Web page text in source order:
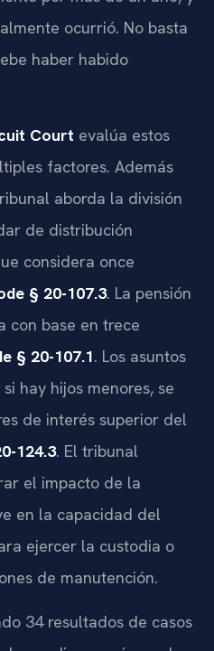
ocurrió. No basta
haber habido
Court evalúa estos
factores. Además
aborda la división
de distribución
considera once
§ 20-107.3. La pensión
con base en trece
§ 20-107.1. Los asuntos
hay hijos menores, se
de interés superior del
124.3. El tribunal
el impacto de la
en la capacidad del
ejercer la custodia o
de manutención.
34 resultados de casos